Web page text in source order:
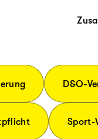
D&O-
Sport-